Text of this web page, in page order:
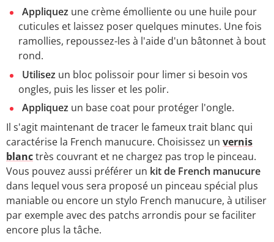
Appliquez une crème émolliente ou une huile pour
cuticules et laissez poser quelques minutes. Une fois
ramollies, repoussez-les à l'aide d'un bâtonnet à bout
rond.
Utilisez un bloc polissoir pour limer si besoin vos
ongles, puis les lisser et les polir.
Appliquez un base coat pour protéger l'ongle.
Il s'agit maintenant de tracer le fameux trait blanc qui
caractérise la French manucure. Choisissez un vernis
blanctrès couvrant et ne chargez pas trop le pinceau.
Vous pouvez aussi préférer un kit de French manucure
dans lequel vous sera proposé un pinceau spécial plus
maniable ou encore un stylo French manucure, à utiliser
par exemple avec des patchs arrondis pour se faciliter
encore plus la tâche.